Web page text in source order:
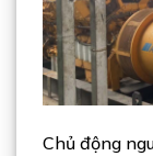
Chủ động